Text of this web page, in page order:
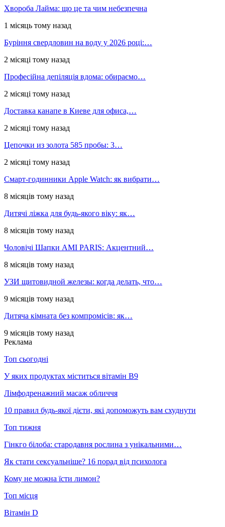
Хвороба Лайма: що це та чим небезпечна
1 місяць тому назад
Буріння свердловин на воду у 2026 році:…
2 місяці тому назад
Професійна депіляція вдома: обираємо…
2 місяці тому назад
Доставка канапе в Киеве для офиса,…
2 місяці тому назад
Цепочки из золота 585 пробы: 3…
2 місяці тому назад
Смарт-годинники Apple Watch: як вибрати…
8 місяців тому назад
Дитячі ліжка для будь-якого віку: як…
8 місяців тому назад
Чоловічі Шапки AMI PARIS: Акцентний…
8 місяців тому назад
УЗИ щитовидной железы: когда делать, что…
9 місяців тому назад
Дитяча кімната без компромісів: як…
9 місяців тому назад
Реклама
Топ сьогодні
У яких продуктах міститься вітамін В9
Лімфодренажний масаж обличчя
10 правил будь-якої дієти, які допоможуть вам схуднути
Топ тижня
Гінкго білоба: стародавня рослина з унікальними…
Як стати сексуальніше? 16 порад від психолога
Кому не можна їсти лимон?
Топ місця
Вітамін D